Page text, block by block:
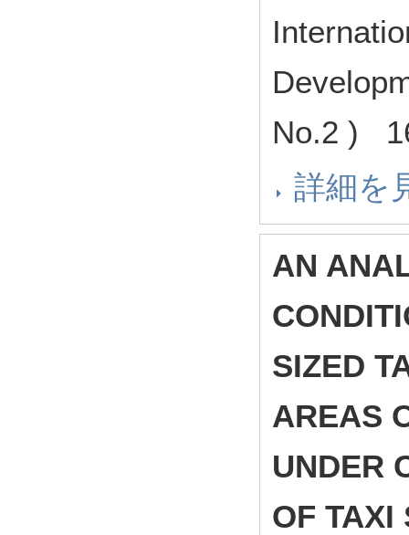
No.2 )
詳細を
AN
SIZED
AREAS
UNDER
OF TAXI